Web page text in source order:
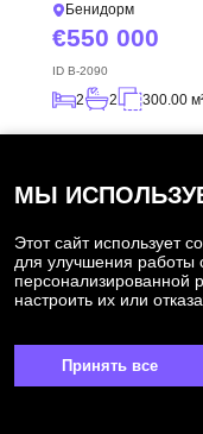
Бенидорм
550 000
ID B-2090
2 2 300.00
ГОРЯЧЕЕ
МЫ
Этот сайт использует
для улучшения работы
персонализированной
настроить их или
Принять все